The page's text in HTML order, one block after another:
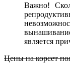
Важно!
является
Цены на корсет